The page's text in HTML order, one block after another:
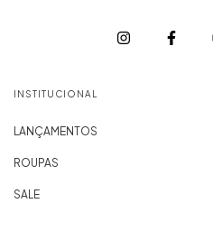
INSTITUCIONAL
LANÇAMENTOS
ROUPAS
SALE